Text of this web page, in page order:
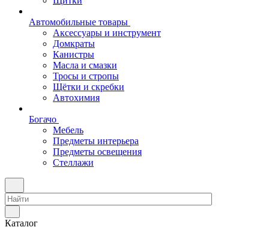
Автомобильные товары
Аксессуары и инструмент
Домкраты
Канистры
Масла и смазки
Тросы и стропы
Щётки и скребки
Автохимия
Богачо
Мебель
Предметы интерьера
Предметы освещения
Стеллажи
Каталог